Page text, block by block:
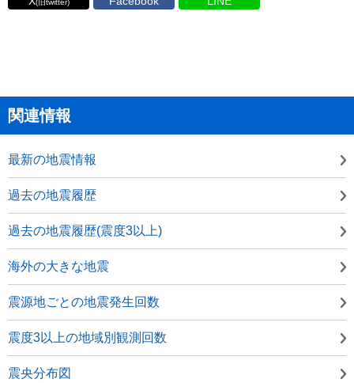
関連情報
最新の地震情報
過去の地震履歴
過去の地震履歴(震度3以上)
海外の大きな地震
震源地ごとの地震発生回数
震度3以上の地域別観測回数
震央分布図